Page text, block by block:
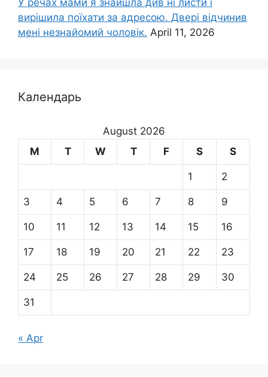
У речах мами я знайшла див ні листи і
вирішила поїхати за адресою. Двері відчинив
мені незнайомий чоловік. April 11, 2026
Календарь
August 2026
M
T W T F S S
1 2
3 4 5 6 7 8 9
10 11 12 13 14 15 16
17 18 19 20 21 22 23
24 25 26 27 28 29 30
31
« Apr